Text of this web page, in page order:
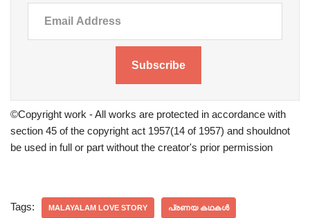
Subscribe
©Copyright work - All works are protected in accordance with
section 45 of the copyright act 1957(14 of 1957) and shouldnot
be used in full or part without the creator's prior permission
Tags: MALAYALAM LOVE STORY പ്രണയ കഥകൾ